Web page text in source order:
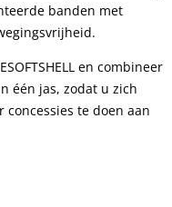
banden met
en combineer
één jas, zodat u zich
te doen aan